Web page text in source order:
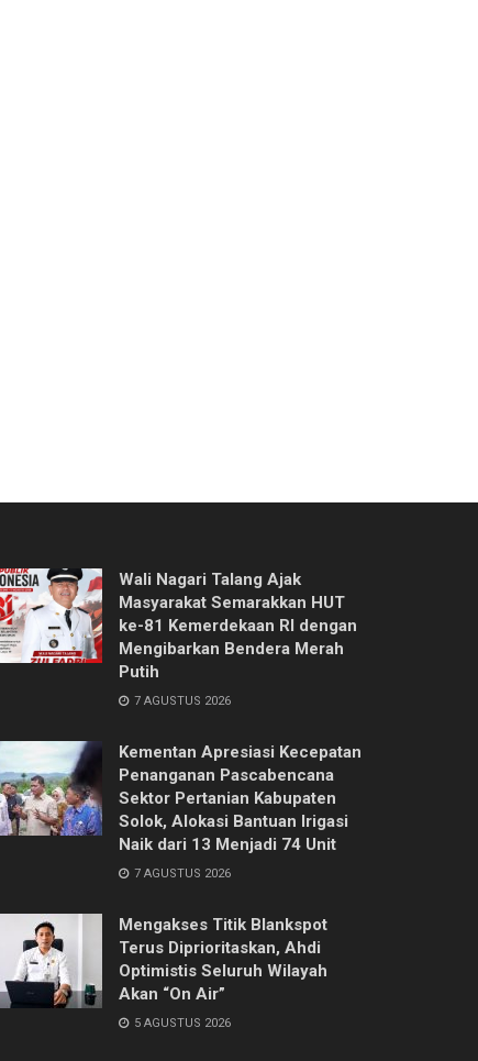
Wali Nagari Talang Ajak
Masyarakat Semarakkan HUT
ke-81 Kemerdekaan RI dengan
Mengibarkan Bendera Merah
Putih
7 AGUSTUS 2026
Kementan Apresiasi Kecepatan
Penanganan Pascabencana
Sektor Pertanian Kabupaten
Solok, Alokasi Bantuan Irigasi
Naik dari 13 Menjadi 74 Unit
7 AGUSTUS 2026
Mengakses Titik Blankspot
Terus Diprioritaskan, Ahdi
Optimistis Seluruh Wilayah
Akan “On Air”
5 AGUSTUS 2026